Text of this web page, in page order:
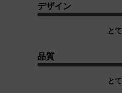
デザイン
と
品質
と